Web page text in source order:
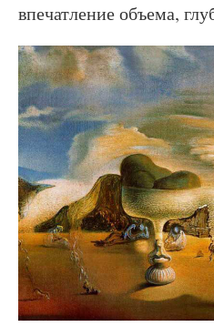
впечатление объема,